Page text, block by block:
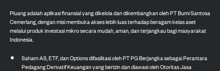
Pluang adalah aplikasi finansial yang dikelola dan dikembangkan oleh PT Bumi Santosa
Cemerlang, dengan misi membuka akses lebih luas terhadap beragam kelas aset
melalui produk investasi mikro secara mudah, aman, dan terjangkau bagi masyarakat
Indonesia.
Saham AS, ETF, dan Options difasilitasi oleh PT PG Berjangka sebagai Perantara
Pedagang Derivatif Keuangan yang berizin dan diawasi oleh Otoritas Jasa